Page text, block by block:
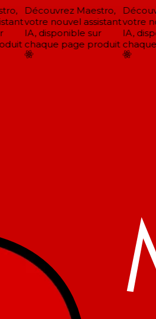
Découvrez Maestro,
votre nouvel assistant
IA, disponible sur
chaque page produit
votre
IA,
chaque